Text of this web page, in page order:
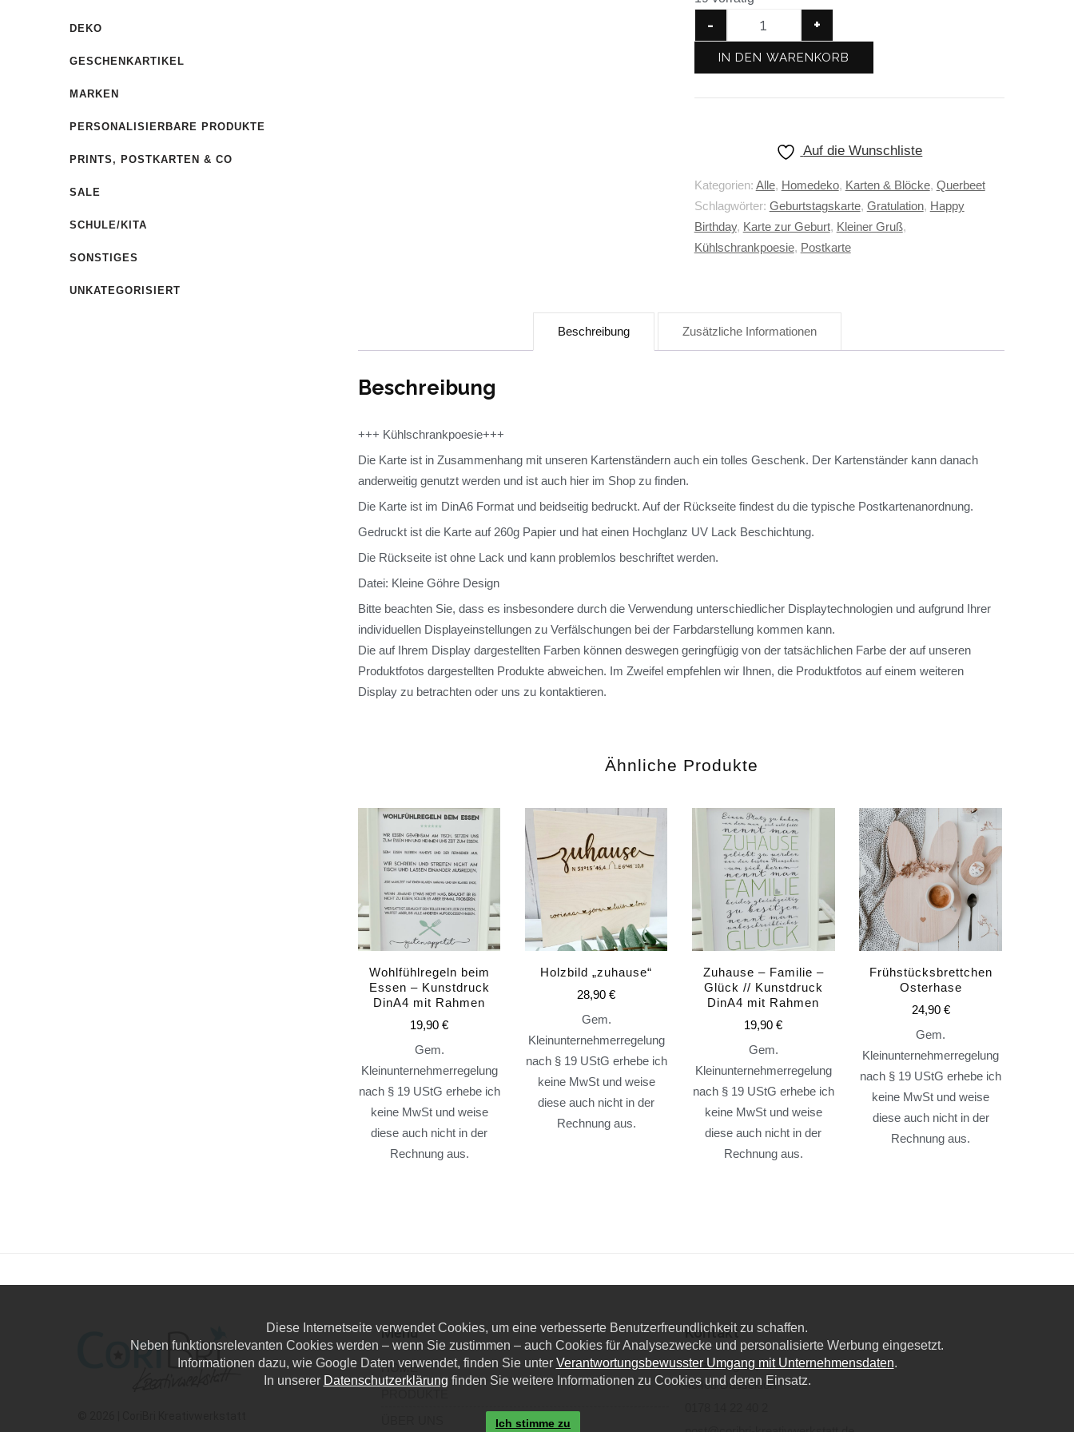
- +
IN DEN WARENKORB
Auf die Wunschliste
Kategorien: Alle, Homedeko, Karten & Blöcke, Querbeet
Schlagwörter: Geburtstagskarte, Gratulation, Happy
Birthday, Karte zur Geburt, Kleiner Gruß,
Kühlschrankpoesie, Postkarte
Beschreibung Zusätzliche Informationen
Beschreibung
+++ Kühlschrankpoesie+++
Die Karte ist in Zusammenhang mit unseren Kartenständern auch ein tolles Geschenk. Der Kartenständer kann danach
anderweitig genutzt werden und ist auch hier im Shop zu finden.
Die Karte ist im DinA6 Format und beidseitig bedruckt. Auf der Rückseite findest du die typische Postkartenanordnung.
Gedruckt ist die Karte auf 260g Papier und hat einen Hochglanz UV Lack Beschichtung.
Die Rückseite ist ohne Lack und kann problemlos beschriftet werden.
Datei: Kleine Göhre Design
Bitte beachten Sie, dass es insbesondere durch die Verwendung unterschiedlicher Displaytechnologien und aufgrund Ihrer
individuellen Displayeinstellungen zu Verfälschungen bei der Farbdarstellung kommen kann.
Die auf Ihrem Display dargestellten Farben können deswegen geringfügig von der tatsächlichen Farbe der auf unseren
Produktfotos dargestellten Produkte abweichen. Im Zweifel empfehlen wir Ihnen, die Produktfotos auf einem weiteren
Display zu betrachten oder uns zu kontaktieren.
Ähnliche Produkte
Wohlfühlregeln beim
Essen – Kunstdruck
DinA4 mit Rahmen
19,90€
Gem.
Kleinunternehmerregelung
nach § 19 UStG erhebe ich
keine MwSt und weise
diese auch nicht in der
Rechnung aus.
Holzbild „zuhause“
28,90€
Gem.
Kleinunternehmerregelung
nach § 19 UStG erhebe ich
keine MwSt und weise
diese auch nicht in der
Rechnung aus.
Zuhause – Familie –
Glück // Kunstdruck
DinA4 mit Rahmen
19,90€
Gem.
Kleinunternehmerregelung
nach § 19 UStG erhebe ich
keine MwSt und weise
diese auch nicht in der
Rechnung aus.
Frühstücksbrettchen
Osterhase
24,90 €
Gem.
Kleinunternehmerregelung
nach § 19 UStG erhebe ich
keine MwSt und weise
diese auch nicht in der
Rechnung aus.
DEKO
GESCHENKARTIKEL
MARKEN
PERSONALISIERBARE PRODUKTE
PRINTS, POSTKARTEN & CO
SALE
SCHULE/KITA
SONSTIGES
UNKATEGORISIERT
Menü
HOME
Kontakt
Diezelweg 6a,
40468 Düsseldorf
Diese Internetseite verwendet Cookies, um eine verbesserte Benutzerfreundlichkeit zu schaffen.
Neben funktionsrelevanten Cookies werden – wenn Sie zustimmen – auch Cookies für Analysezwecke und personalisierte Werbung eingesetzt.
Informationen dazu, wie Google Daten verwendet, finden Sie unter Verantwortungsbewusster Umgang mit Unternehmensdaten.
In unserer Datenschutzerklärung finden Sie weitere Informationen zu Cookies und deren Einsatz.
Ich stimme zu